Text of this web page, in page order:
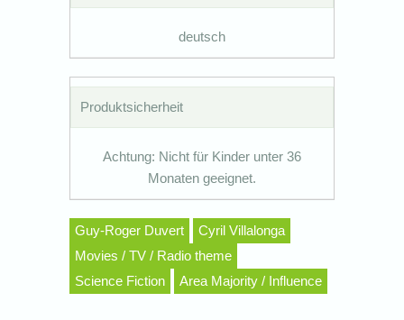
deutsch
Produktsicherheit
Achtung: Nicht für Kinder unter 36
Monaten geeignet.
Guy-Roger Duvert
Cyril Villalonga
Movies / TV / Radio theme
Science Fiction
Area Majority / Influence